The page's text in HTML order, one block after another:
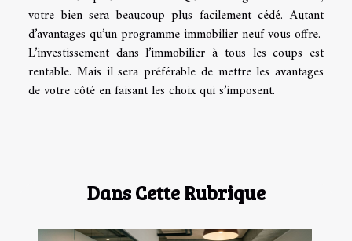
votre bien sera beaucoup plus facilement cédé. Autant
d’avantages qu’un programme immobilier neuf vous offre.
L’investissement dans l’immobilier à tous les coups est
rentable. Mais il sera préférable de mettre les avantages
de votre côté en faisant les choix qui s’imposent.
Dans Cette Rubrique